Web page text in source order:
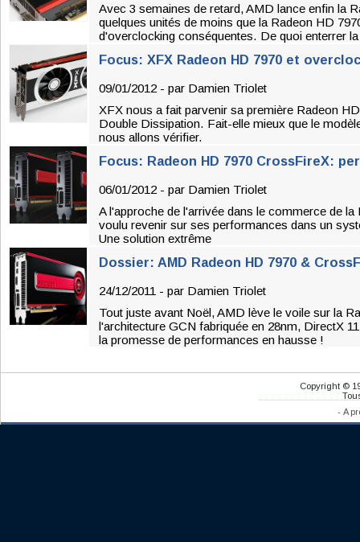
Avec 3 semaines de retard, AMD lance enfin la
quelques unités de moins que la Radeon HD
d'overclocking conséquentes. De quoi enterrer
Focus: XFX Radeon HD 7970 et
09/01/2012 - par Damien Triolet
XFX nous a fait parvenir sa première Radeon
Double Dissipation. Fait-elle mieux que le
nous allons vérifier.
Focus: Radeon HD 7970 CrossFireX:
06/01/2012 - par Damien Triolet
A l'approche de l'arrivée dans le commerce de
voulu revenir sur ses performances dans un
Une solution extrême
Dossier: AMD Radeon HD 7970 &
24/12/2011 - par Damien Triolet
Tout juste avant Noël, AMD lève le voile sur la
l'architecture GCN fabriquée en 28nm, DirectX
la promesse de performances en hausse !
Copyright ©
- A